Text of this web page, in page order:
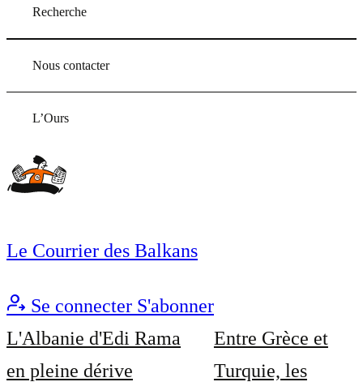
Recherche
Nous contacter
L’Ours
Le Courrier des Balkans
Se connecter S'abonner
L'Albanie d'Edi Rama
en pleine dérive
Entre Grèce et
Turquie, les